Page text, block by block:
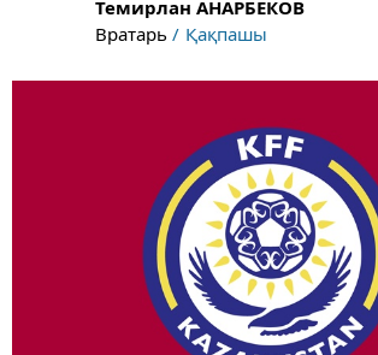
Темирлан АНАРБЕКОВ
Вратарь
Қақпашы